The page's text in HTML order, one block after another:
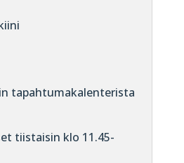
tapahtumakalenterista
tiistaisin klo 11.45-